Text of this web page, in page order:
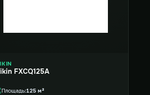
FXCQ125A
Площадь 125 м²